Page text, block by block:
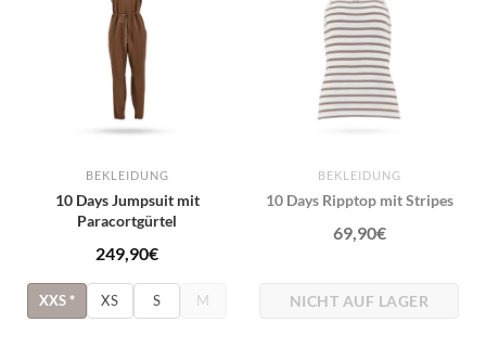
BEKLEIDUNG
10 Days Jumpsuit mit
Paracortgürtel
249,90€
XXS* XS S M
BEKLEIDUNG
10 Days Ripptop mit Stripes
69,90€
NICHT AUF LAGER